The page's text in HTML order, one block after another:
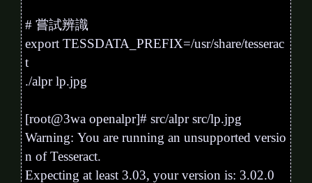
# 嘗試辨識
export TESSDATA_PREFIX=/usr/share/tesserac
t
./alpr lp.jpg
[root@3wa openalpr]# src/alpr src/lp.jpg
Warning: You are running an unsupported versio
n of Tesseract.
Expecting at least 3.03, your version is: 3.02.0